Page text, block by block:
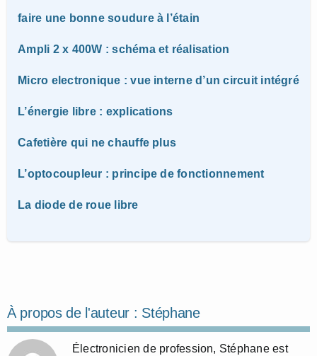
faire une bonne soudure à l’étain
Ampli 2 x 400W : schéma et réalisation
Micro electronique : vue interne d’un circuit intégré
L’énergie libre : explications
Cafetière qui ne chauffe plus
L’optocoupleur : principe de fonctionnement
La diode de roue libre
À propos de l'auteur : Stéphane
Électronicien de profession, Stéphane est